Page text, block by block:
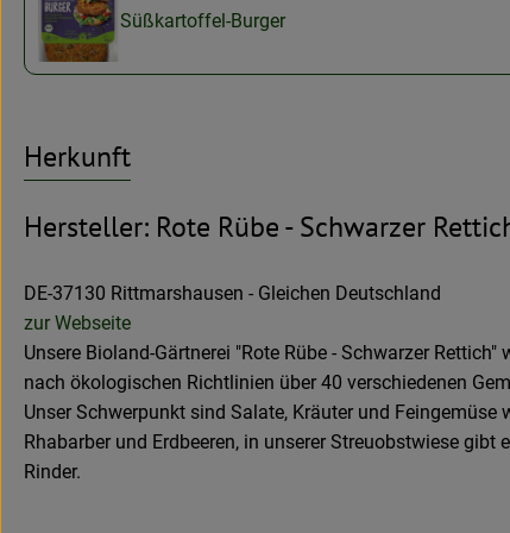
Süßkartoffel-Burger
Herkunft
Hersteller: Rote Rübe - Schwarzer
DE-37130 Rittmarshausen - Gleichen Deutschland
zur Webseite
Unsere Bioland-Gärtnerei "Rote Rübe - Schwarzer
nach ökologischen Richtlinien über 40 verschiedenen
Unser Schwerpunkt sind Salate, Kräuter und
Rhabarber und Erdbeeren, in unserer Streuobstwiese
Rinder.